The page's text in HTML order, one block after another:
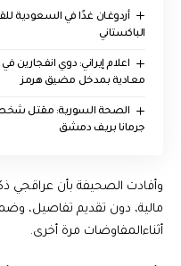
أردوغان غدًا في السعودية
الباكستاني
اعلام إيراني: دوي
معادية بمدخل مضيق هرمز
جرمانا بريف دمشق
وأفادت الصحيفة بأن
مالية، دون تقديم تفاصيل،
أثناء المفاوضات مرة أخرى.